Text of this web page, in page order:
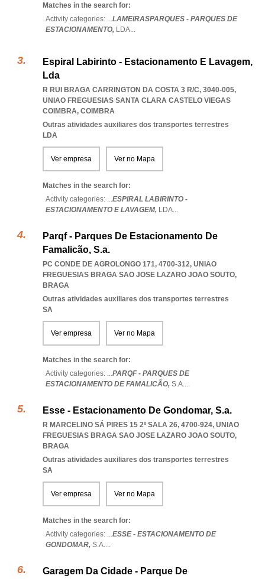
Matches in the search for:
Activity categories: ...LAMEIRASPARQUES - PARQUES DE
ESTACIONAMENTO, LDA...
Espiral Labirinto - Estacionamento E Lavagem,
Lda
R RUI BRAGA CARRINGTON DA COSTA 3 R/C, 3040-005,
UNIAO FREGUESIAS SANTA CLARA CASTELO VIEGAS
COIMBRA, COIMBRA
Outras atividades auxiliares dos transportes terrestres
LDA
Ver empresa Ver no Mapa
Matches in the search for:
Activity categories: ...ESPIRAL LABIRINTO -
ESTACIONAMENTO E LAVAGEM, LDA...
Parqf - Parques De Estacionamento De
Famalicão, S.a.
PC CONDE DE AGROLONGO 171, 4700-312, UNIAO
FREGUESIAS BRAGA SAO JOSE LAZARO JOAO SOUTO,
BRAGA
Outras atividades auxiliares dos transportes terrestres
SA
Ver empresa Ver no Mapa
Matches in the search for:
Activity categories: ...PARQF - PARQUES DE
ESTACIONAMENTO DE FAMALICÃO, S.A....
Esse - Estacionamento De Gondomar, S.a.
R MARCELINO SÁ PIRES 15 2º SALA 26, 4700-924, UNIAO
FREGUESIAS BRAGA SAO JOSE LAZARO JOAO SOUTO,
BRAGA
Outras atividades auxiliares dos transportes terrestres
SA
Ver empresa Ver no Mapa
Matches in the search for:
Activity categories: ...ESSE - ESTACIONAMENTO DE
GONDOMAR, S.A....
Garagem Da Cidade - Parque De